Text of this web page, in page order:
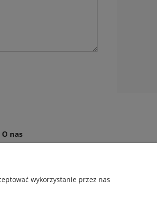
O nas
wykorzystanie przez nas